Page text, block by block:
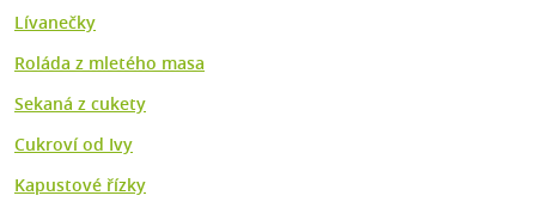
Lívanečky
Roláda z mletého masa
Sekaná z cukety
Cukroví od Ivy
Kapustové řízky